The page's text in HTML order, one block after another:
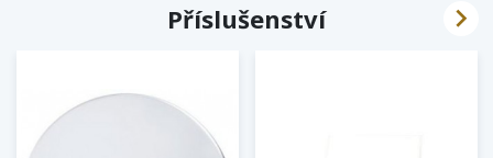
Příslušenství 